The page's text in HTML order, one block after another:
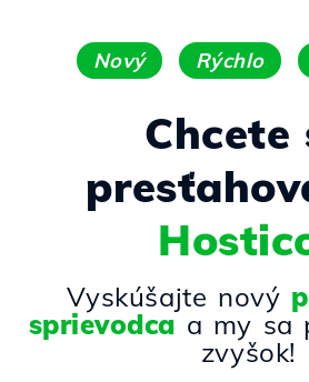
Nový Rýchlo
Chcete
Vyskúšajte nový
sprievodca a my sa
zvyšok!